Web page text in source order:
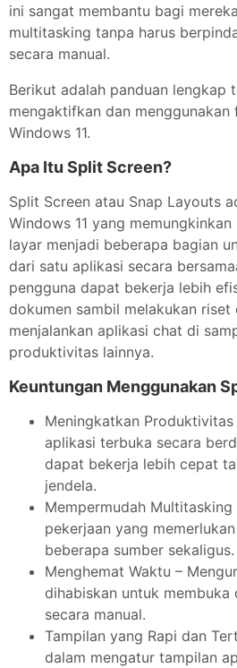
ini sangat membantu bagi
multitasking tanpa harus
secara manual.
Berikut adalah panduan lengkap
mengaktifkan dan
Windows 11.
Apa Itu Split Screen?
Split Screen atau Snap Layouts
Windows 11 yang
layar menjadi beberapa bagian
dari satu aplikasi secara
pengguna dapat bekerja lebih
dokumen sambil melakukan
menjalankan aplikasi chat di
produktivitas lainnya.
Keuntungan Menggunakan
Meningkatkan
aplikasi terbuka secara
dapat bekerja lebih cepat
jendela.
Mempermudah
pekerjaan yang
beberapa sumber sekaligus.
Menghemat Waktu –
dihabiskan untuk membuka
secara manual.
Tampilan yang Rapi dan
dalam mengatur tampilan